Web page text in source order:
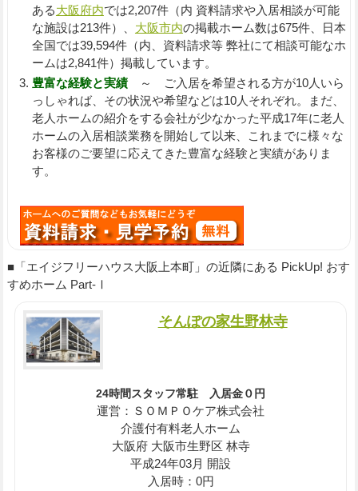
ある大阪府内では2,207件（内 資料請求や入居相談が可能
な施設は213件）、 大阪市内の掲載ホーム数は675件、日本
全国では39,594件（内、資料請求等 弊社にて相談可能なホ
ームは2,841件）掲載しています。
豊富な経験と実績～ ご入居を希望される方が10人いら
っしゃれば、その状況や希望などは10人それぞれ。まだ、
老人ホームの紹介をする会社が少なかった平成17年に老人
ホームの入居相談業務を開始して以来、これまでに様々な
お客様のご要望に応えてきた豊富な経験と実績がありま
す。
■「エイジフリーハウス大阪上本町」の近隣にある PickUp! おす
すめホーム Part-Ⅰ
そんぽの家生野林寺
24時間スタッフ常駐 入居金０円
運営：ＳＯＭＰＯケア株式会社
介護付有料老人ホーム
大阪府 大阪市生野区 林寺
平成24年03月 開設
入居時：0円